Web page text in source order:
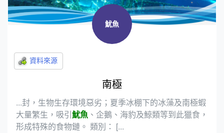
魷魚
南極
...封，生物生存環境惡劣；夏季冰棚下的冰藻及南極蝦
大量繁生，吸引魷魚 、企鵝、海豹及鯨類等到此獵食，
形成特殊的食物鏈。 類別： [...